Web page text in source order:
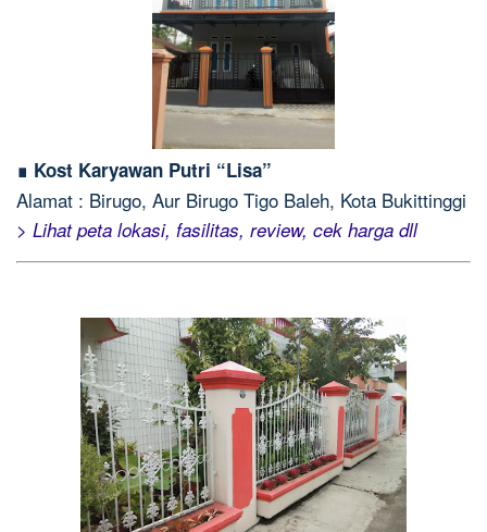
∎ Kost Karyawan Putri “Lisa”
Alamat : Birugo, Aur Birugo Tigo Baleh, Kota Bukittinggi
> Lihat peta lokasi, fasilitas, review, cek harga dll